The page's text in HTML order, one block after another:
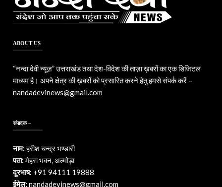
ABOUT US
“नन्दा देवी न्यूज़” उत्तराखंड तथा देश-विदेश की ताज़ा ख़बरों का एक डिजिटल
माध्यम है। अपने क्षेत्र की ख़बरों को प्रसारित करने हेतु हमसे संपर्क करें –
nandadevinews@gmail.com
संपादक –
नाम:हरीश चन्द्र भण्डारी
पता:मेहरा भवन, अल्मोड़ा
दूरभाष: +91 94111 19888
ईमेल:nandadevinews@gmail.com